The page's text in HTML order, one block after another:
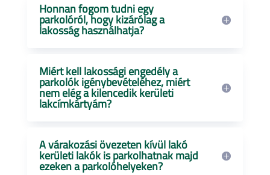
Honnan fogom tudni egy
parkolóról, hogy kizárólag a
lakosság használhatja?
Miért kell lakossági engedély a
parkolók igénybevételéhez, miért
nem elég a kilencedik kerületi
lakcímkártyám?
A várakozási övezeten kívül lakó
kerületi lakók is parkolhatnak majd
ezeken a parkolóhelyeken?